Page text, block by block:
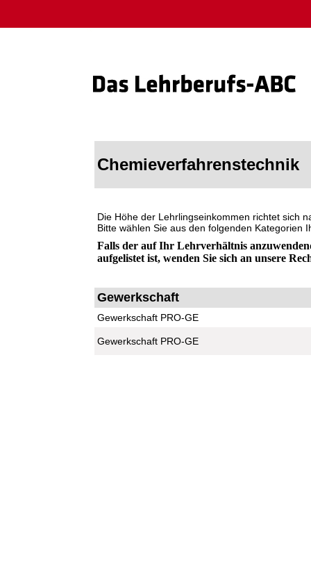
Chemieverfahrenstechnik
Die Höhe der Lehrlingseinkommen richtet sich
Bitte wählen Sie aus den folgenden Kategorien
Falls der auf Ihr Lehrverhältnis
aufgelistet ist, wenden Sie sich an unsere
Gewerkschaft
Gewerkschaft PRO-GE
Gewerkschaft PRO-GE